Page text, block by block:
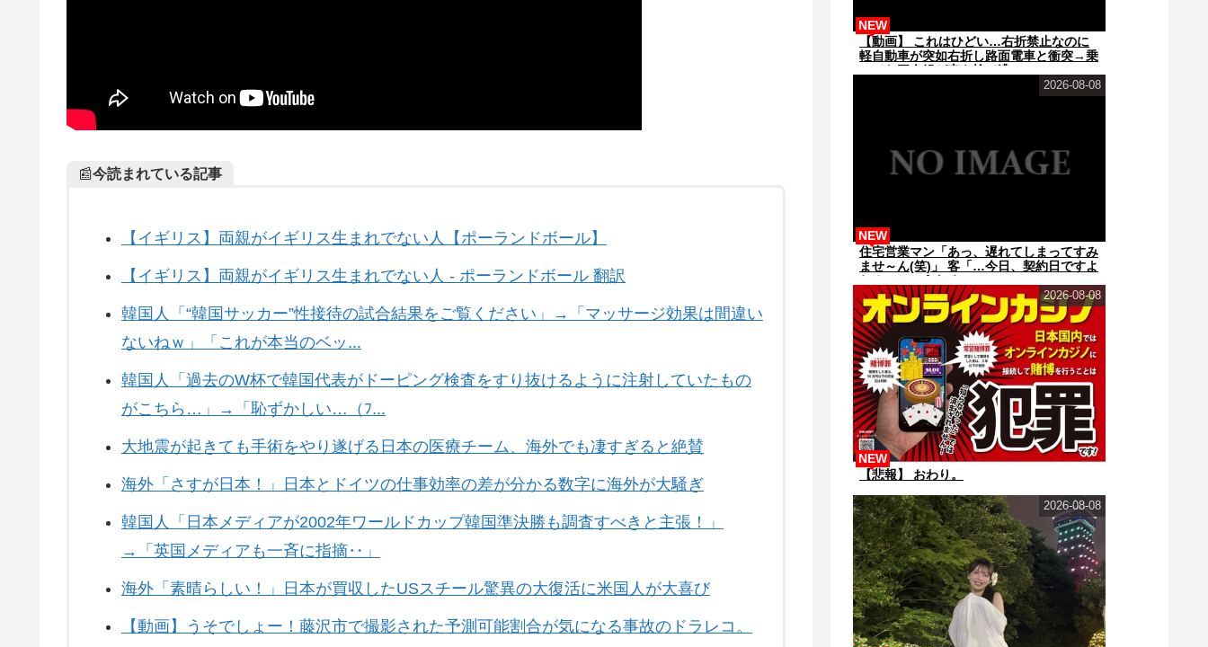
📰今読まれている記事
【イギリス】両親がイギリス生まれでない人【ポーランドボール】
【イギリス】両親がイギリス生まれでない人 - ポーランドボール 翻訳
韓国人「“韓国サッカー”性接待の試合結果をご覧ください」→「マッサージ効果は間違い
ないねｗ」「これが本当のベッ...
韓国人「過去のW杯で韓国代表がドーピング検査をすり抜けるように注射していたもの
がこちら…」→「恥ずかしい…（ﾌ...
大地震が起きても手術をやり遂げる日本の医療チーム、海外でも凄すぎると絶賛
海外「さすが日本！」日本とドイツの仕事効率の差が分かる数字に海外が大騒ぎ
韓国人「日本メディアが2002年ワールドカップ韓国準決勝も調査すべきと主張！」
→「英国メディアも一斉に指摘‥」
海外「素晴らしい！」日本が買収したUSスチール驚異の大復活に米国人が大喜び
【動画】うそでしょー！藤沢市で撮影された予測可能割合が気になる事故のドラレコ。
【動画】 これはひどい…右折禁止なのに
軽自動車が突如右折し路面電車と衝突→乗
NEW
住宅営業マン「あっ、遅れてしまってすみ
ませ～ん(笑)」 客「…今日、契約日ですよ
NEW
2026-08-08
【悲報】 おわり。
NEW
2026-08-08
2026-08-08